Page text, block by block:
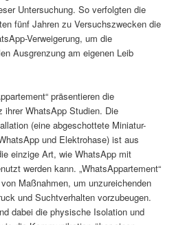
Untersuchung. So verfolgten die
fünf Jahren zu Versuchszwecken die
Verweigerung, um die
Ausgrenzung am eigenen Leib
präsentieren die
ihrer WhatsApp Studien. Die
(eine abgeschottete Miniatur-
und Elektrohase) ist aus
einzige Art, wie WhatsApp mit
werden kann. „WhatsAppartement“
Maßnahmen, um unzureichenden
und Suchtverhalten vorzubeugen.
dabei die physische Isolation und